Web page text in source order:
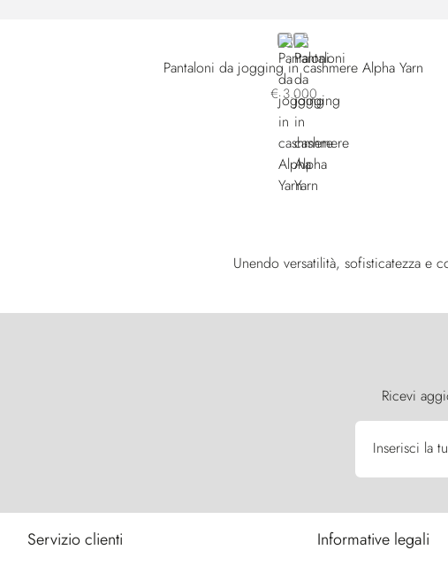
BLACKVIOLET
Pantaloni da jogging in cashmere Alpha Yarn
€ 3.000
Unendo versatilità, sofisticatezza e
Ricevi
Inserisci la
Servizio clienti Informative legali